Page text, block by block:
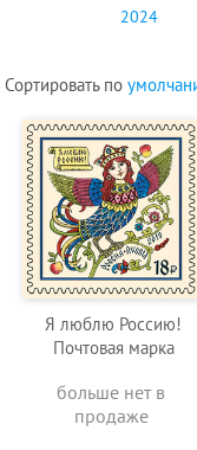
2024
Сортировать по
Я люблю Россию!
Почтовая марка
больше нет в
продаже